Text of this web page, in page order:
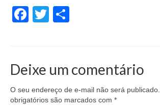
Facebook
Twitter
Deixe um comentário
O seu endereço de e-mail não será publicado.
obrigatórios são marcados com *